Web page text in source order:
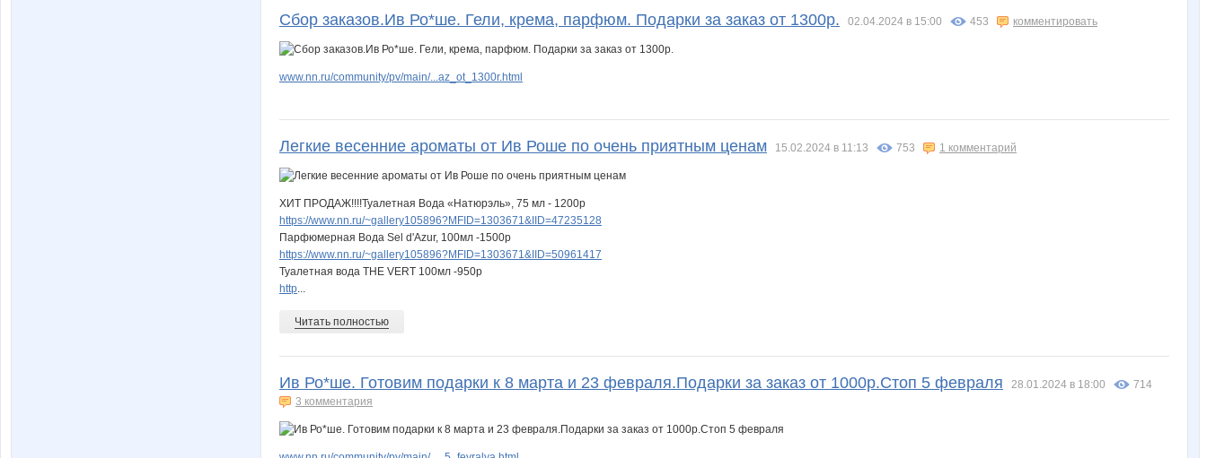
Сбор заказов.Ив Ро*ше. Гели, крема, парфюм. Подарки за заказ от 1300р. 02.04.2024 в 15:00 453 комментировать
www.nn.ru/community/pv/main/...az_ot_1300r.html
Легкие весенние ароматы от Ив Роше по очень приятным ценам 15.02.2024 в 11:13 753 1 комментарий
ХИТ ПРОДАЖ!!!!Туалетная Вода «Натюрэль», 75 мл - 1200р
https://www.nn.ru/~gallery105896?MFID=1303671&IID=47235128
Парфюмерная Вода Sel d'Azur, 100мл -1500р
https://www.nn.ru/~gallery105896?MFID=1303671&IID=50961417
Туалетная вода THE VERT 100мл -950р
http
Читать полностью
Ив Ро*ше. Готовим подарки к 8 марта и 23 февраля.Подарки за заказ от 1000р.Стоп 5 февраля 28.01.2024 в 18:00
714
3 комментария